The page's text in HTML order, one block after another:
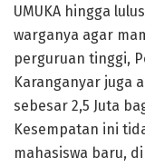
UMUKA hingga
warganya agar
perguruan tinggi,
Karanganyar juga
sebesar 2,5 Juta
Kesempatan ini
mahasiswa baru,